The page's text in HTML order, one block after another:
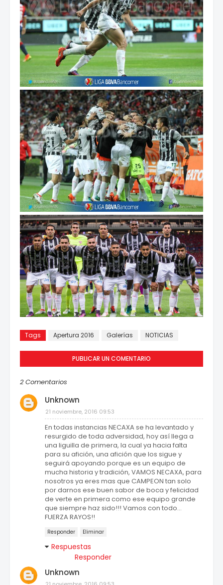
Tags Apertura 2016 Galerías NOTICIAS
PUBLICAR UN COMENTARIO
2 Comentarios
Unknown
21 noviembre, 2016 09:53
En todas instancias NECAXA se ha levantado y
resurgido de toda adversidad, hoy así llega a
una liguilla de primera, la cual ya hacia falta
para su afición, una afición que los sigue y
seguirá apoyando porque es un equipo de
mucha historia y tradición, VAMOS NECAXA, para
nosotros ya eres mas que CAMPEON tan solo
por darnos ese buen sabor de boca y felicidad
de verte en primera como ese equipo grande
que siempre haz sido!!! Vamos con todo...
FUERZA RAYOS!!
Responder Eliminar
Respuestas
Responder
Unknown